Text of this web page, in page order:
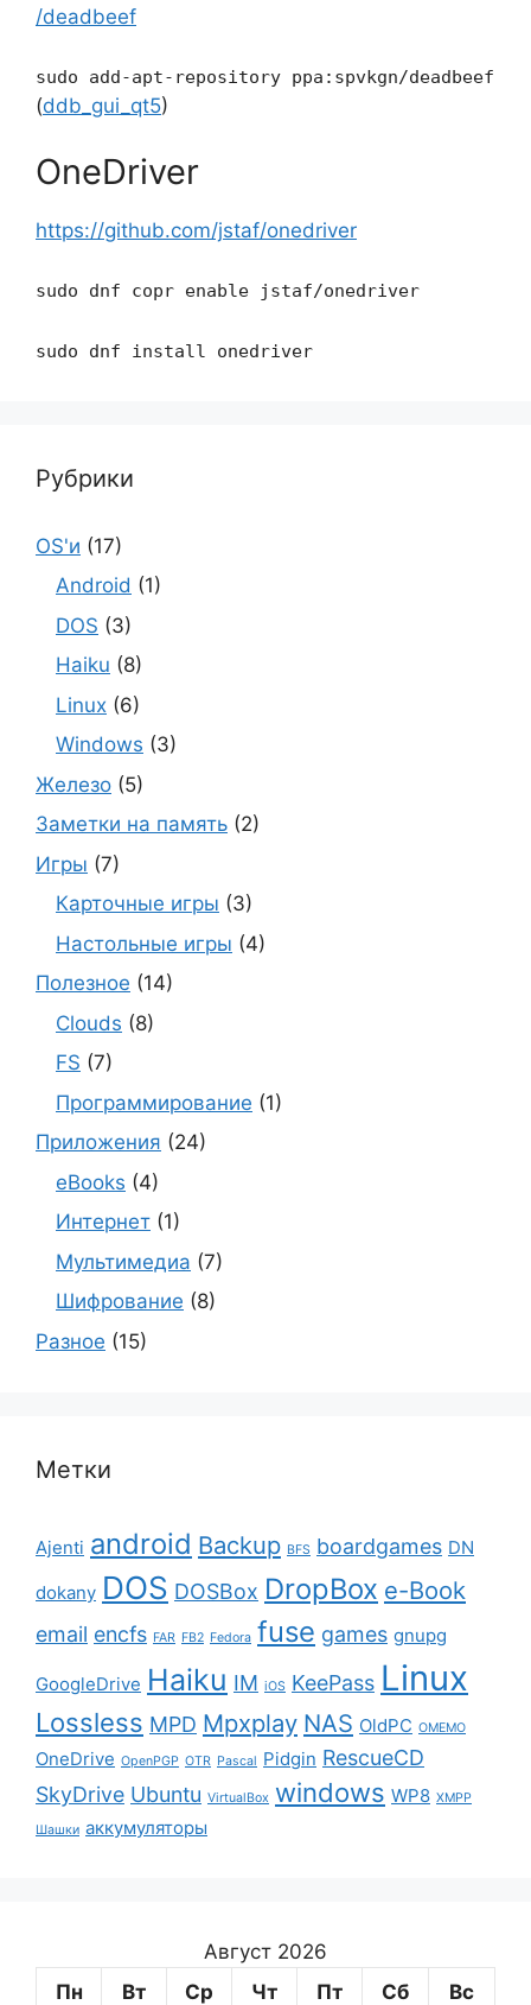
/deadbeef
sudo add-apt-repository ppa:spvkgn/deadbeef
(ddb_gui_qt5)
OneDriver
https://github.com/jstaf/onedriver
sudo dnf copr enable jstaf/onedriver
sudo dnf install onedriver
Рубрики
OS'и (17)
Android (1)
DOS (3)
Haiku (8)
Linux (6)
Windows (3)
Железо (5)
Заметки на память (2)
Игры (7)
Карточные игры (3)
Настольные игры (4)
Полезное (14)
Clouds (8)
FS (7)
Программирование (1)
Приложения (24)
eBooks (4)
Интернет (1)
Мультимедиа (7)
Шифрование (8)
Разное (15)
Метки
Ajenti android Backup BFS boardgames DN
dokany DOS DOSBox DropBox e-Book
email encfs FAR FB2 Fedora fuse games gnupg
GoogleDrive Haiku IM iOS KeePass Linux
Lossless MPD Mpxplay NAS OldPC OMEMO
OneDrive OpenPGP OTR Pascal Pidgin RescueCD
SkyDrive Ubuntu VirtualBox windows WP8 XMPP
Шашки аккумуляторы
Август 2026
Пн
Вт Ср Чт Пт Сб Вс